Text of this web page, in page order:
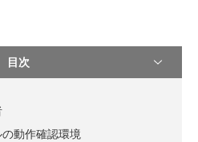
目次
動作確認環境